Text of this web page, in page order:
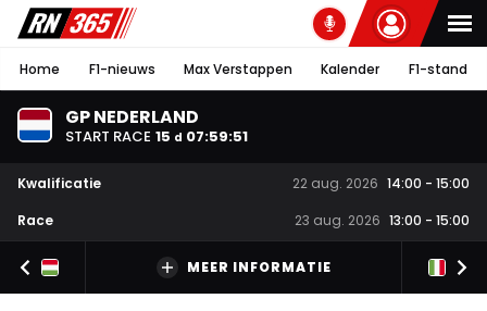
Home F1-nieuws Max Verstappen Kalender F1-stand
GP NEDERLAND
START RACE 15 d 07:59:51
Kwalificatie 22 aug. 2026 14:00 - 15:00
Race
23 aug. 2026 13:00 - 15:00
MEER INFORMATIE